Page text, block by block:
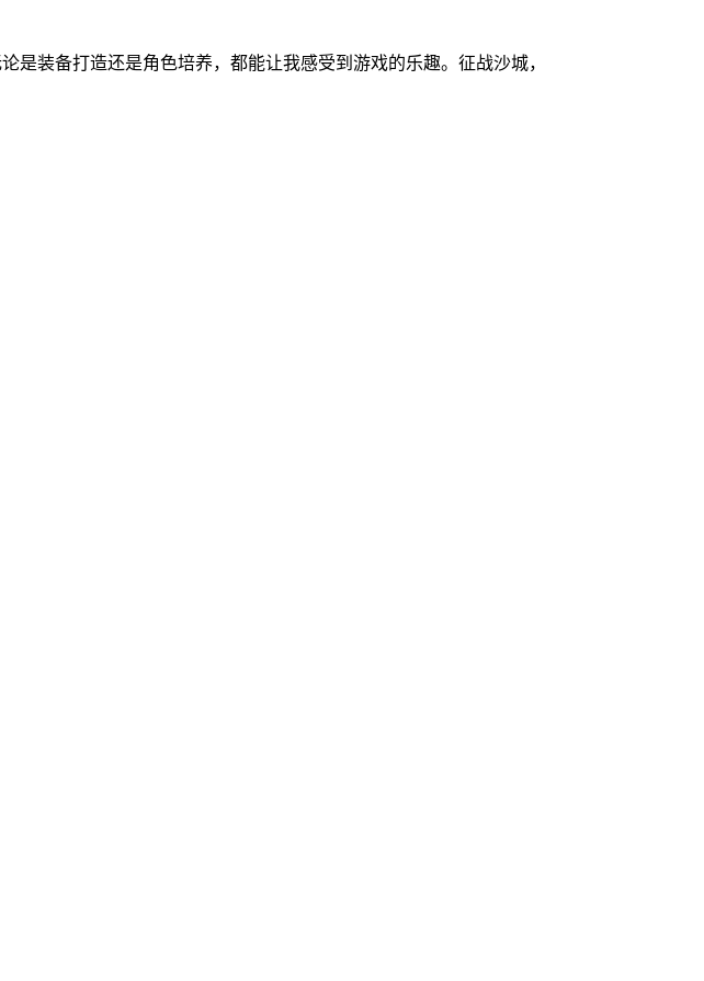
装备打造还是角色培养，都能让我感受到游戏的乐趣。征战沙城，